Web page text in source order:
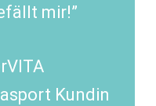
mir!”
VITA
Kundin